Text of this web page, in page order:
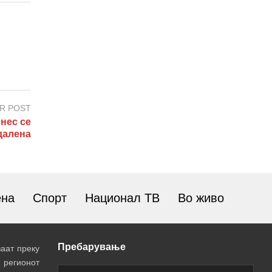
POST
се
Спорт Национал ТВ Во живо
преку
Пребарување